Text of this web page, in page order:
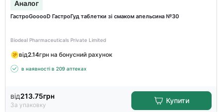
Аналог
ГастроGooooD ГастроГуд таблетки зі смаком апельсина №30
Biodeal Pharmaceuticals Private Limited
від2.14грн на бонусний рахунок
в наявності в 209 аптеках
від213.75грн
За упаковку
Купити